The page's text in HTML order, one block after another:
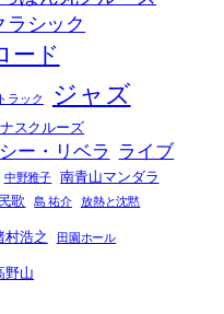
ラシック
ード
ラック ジャズ
スクルーズ
ー・リベラ ライブ
中野雅子 南青山マンダラ
歌 島 祐介 放熱と沈黙
村浩之 田園ホール
野山